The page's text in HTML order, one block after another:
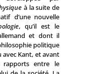
à la suite de
d’une nouvelle
, qu’il est le
et dont il
politi­que
avec Kant, et avant
entre le